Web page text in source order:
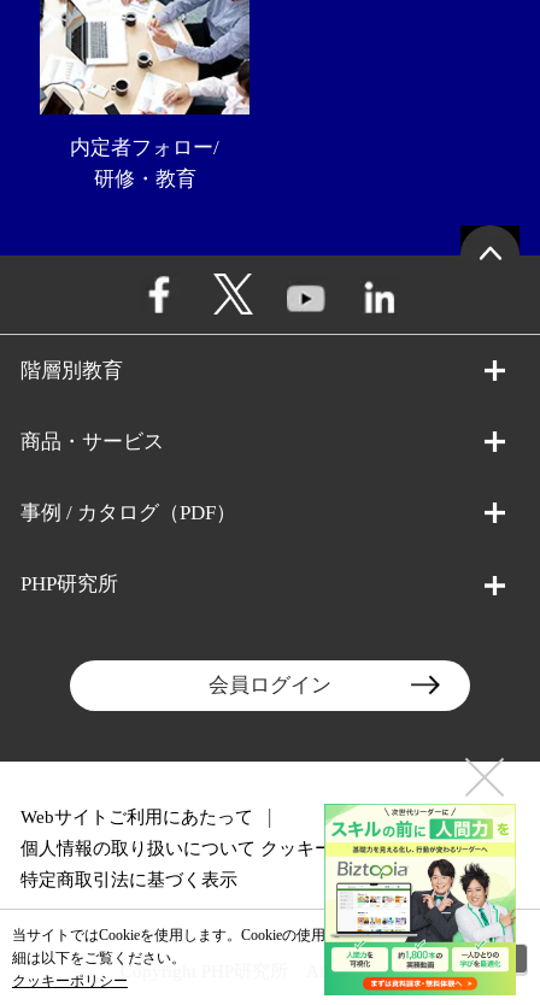
内定者フォロー/
研修・教育
階層別教育
商品・サービス
事例 / カタログ（PDF）
PHP研究所
会員ログイン
Webサイトご利用にあたって
個人情報の取り扱いについて クッキーポリシー
特定商取引法に基づく表示
Copyright PHP研究所 All rights reserved.
当サイトではCookieを使用します。Cookieの使用に関する詳
細は以下をご覧ください。
クッキーポリシー
閉じる